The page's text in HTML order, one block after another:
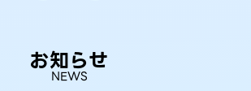
お知らせ
NEWS